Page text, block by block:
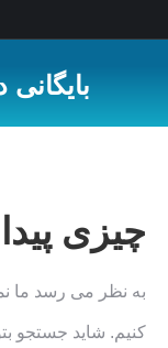
چیزی
به نظر می رسد ما
کنیم. شاید جستجو